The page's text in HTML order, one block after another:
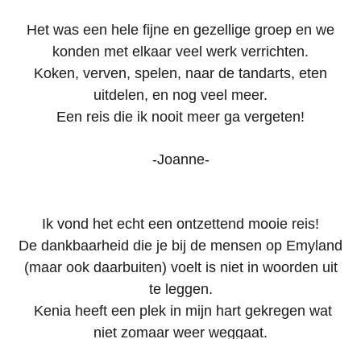
Het was een hele fijne en gezellige groep en we
konden met elkaar veel werk verrichten.
Koken, verven, spelen, naar de tandarts, eten
uitdelen, en nog veel meer.
Een reis die ik nooit meer ga vergeten!
-Joanne-
Ik vond het echt een ontzettend mooie reis!
De dankbaarheid die je bij de mensen op Emyland
(maar ook daarbuiten) voelt is niet in woorden uit
te leggen.
Kenia heeft een plek in mijn hart gekregen wat
niet zomaar weer weggaat.